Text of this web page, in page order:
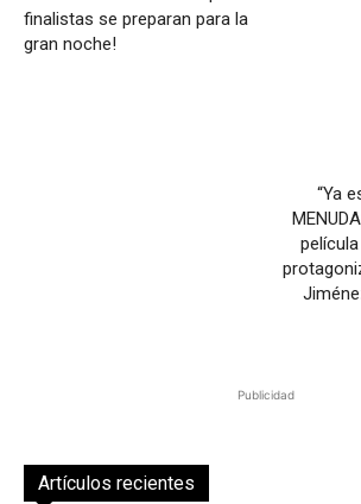
finalistas se preparan para la
gran noche!
“Ya
Publicidad
Artículos recientes